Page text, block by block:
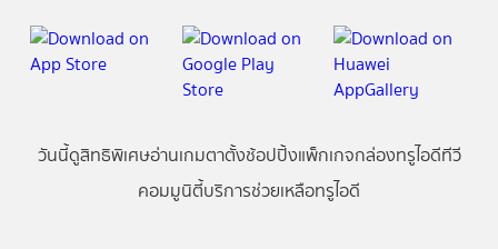
วันนี้ดูสิทธิพิเศษอ่านเกมตาตั้งช้อปปิ้งแพ็กเกจกล่องทรูไอดีทีวี
คอมมูนิตี้บริการช่วยเหลือทรูไอดี